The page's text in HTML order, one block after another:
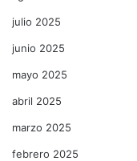
julio 2025
junio 2025
mayo 2025
abril 2025
marzo 2025
febrero 2025